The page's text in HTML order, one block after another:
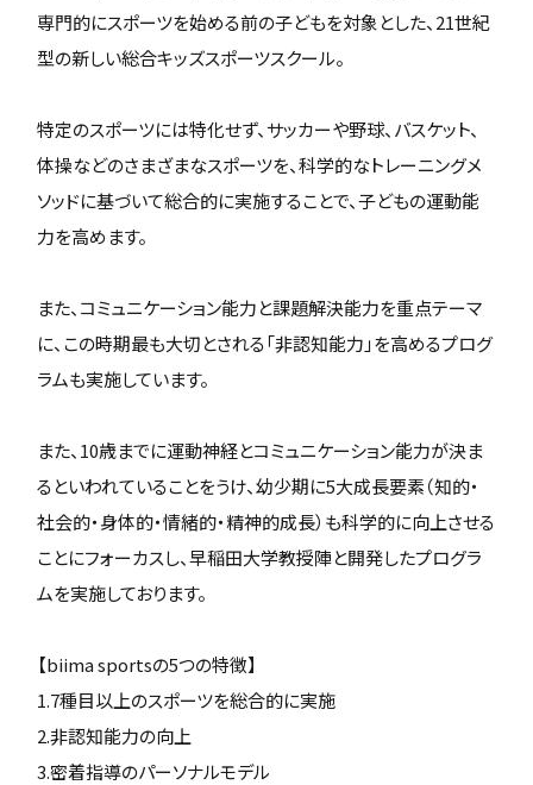
専門的にスポーツを始める前の子どもを対象とした、21世紀
型の新しい総合キッズスポーツスクール。
特定のスポーツには特化せず、サッカーや野球、バスケット、
体操などのさまざまなスポーツを、科学的なトレーニングメ
ソッドに基づいて総合的に実施することで、子どもの運動能
力を高めます。
また、コミュニケーション能力と課題解決能力を重点テーマ
に、この時期最も大切とされる「非認知能力」を高めるプログ
ラムも実施しています。
また、10歳までに運動神経とコミュニケーション能力が決ま
るといわれていることをうけ、幼少期に5大成長要素（知的・
社会的・身体的・情緒的・精神的成長）も科学的に向上させる
ことにフォーカスし、早稲田大学教授陣と開発したプログラ
ムを実施しております。
【biima sportsの5つの特徴】
1.7種目以上のスポーツを総合的に実施
2.非認知能力の向上
3.密着指導のパーソナルモデル